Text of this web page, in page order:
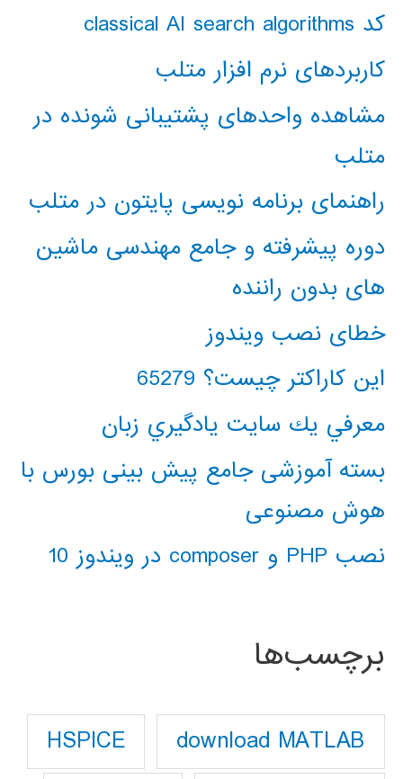
کد classical AI search algorithms
کاربردهای نرم افزار متلب
مشاهده واحدهای پشتیبانی شونده در
متلب
راهنمای برنامه نویسی پایتون در متلب
دوره پیشرفته و جامع مهندسی ماشین
های بدون راننده
خطای نصب ویندوز
این کاراکتر چیست؟ 65279
معرفي يك سايت يادگيري زبان
بسته آموزشی جامع پیش بینی بورس با
هوش مصنوعی
نصب PHP و composer در ویندوز 10
برچسب‌ها
download MATLAB
HSPICE